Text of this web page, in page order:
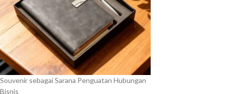
Souvenir sebagai Sarana Penguatan Hubungan
Bisnis